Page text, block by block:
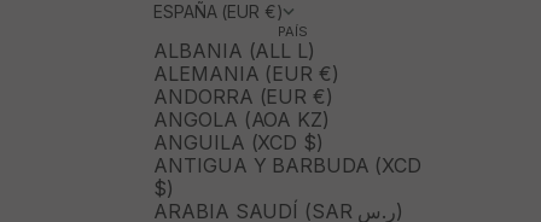
ESPAÑA (EUR €)
PAÍS
ALBANIA (ALL L)
ALEMANIA (EUR €)
ANDORRA (EUR €)
ANGOLA (AOA KZ)
ANGUILA (XCD $)
ANTIGUA Y BARBUDA (XCD
$)
ARABIA SAUDÍ (SAR ر.س)